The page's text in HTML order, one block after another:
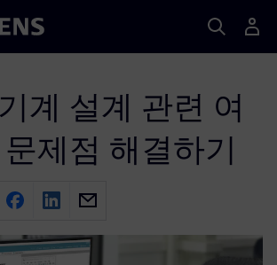
계 설계 관련 여
제점 해결하기